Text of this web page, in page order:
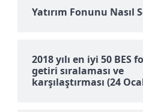
Yatırım Fonunu Nasıl
2018 yılı en iyi 50 BES
getiri sıralaması ve
karşılaştırması (24